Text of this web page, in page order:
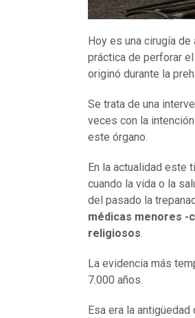
Hoy es una cirugía
práctica de perforar
originó durante la
Se trata de una
veces con la
este órgano.
En la actualidad este
cuando la vida o la
del pasado la
médicas menores -
religiosos.
La evidencia más
7.000 años.
Esa era la